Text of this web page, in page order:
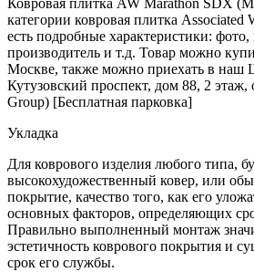
Ковровая плитка AW Marathon SDX
категории ковровая плитка Associated
есть подробные характеристики: фото,
производитель и т.д. Товар можно
Москве, также можно приехать в наш
Кутузовский проспект, дом 88, 2
Group) [Бесплатная парковка]
Укладка
Для коврового изделия любого типа,
высокохудожественный ковер, или
покрытие, качество того, как его
основных факторов, определяющих
Правильно выполненный монтаж
эстетичность коврового покрытия и
срок его службы.